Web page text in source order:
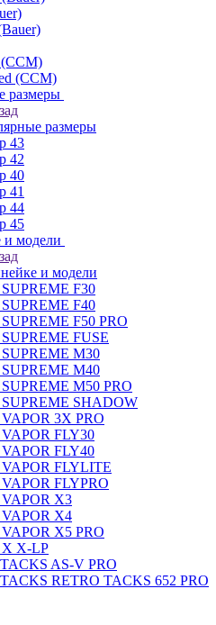
(CCM)
(CCM)
размеры
размеры
43
42
40
41
44
45
и модели
и модели
F30
F40
F50 PRO
SUPREME FUSE
SUPREME M30
SUPREME M40
SUPREME M50 PRO
SUPREME SHADOW
VAPOR 3X PRO
VAPOR FLY30
VAPOR FLY40
VAPOR FLYLITE
VAPOR FLYPRO
VAPOR X3
VAPOR X4
VAPOR X5 PRO
X X-LP
AS-V PRO
RETRO TACKS 652 PRO